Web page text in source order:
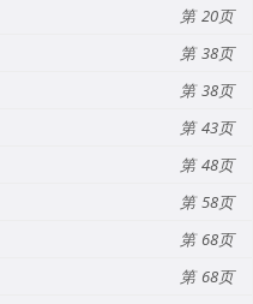
20
38
38
43
48
58
68
68